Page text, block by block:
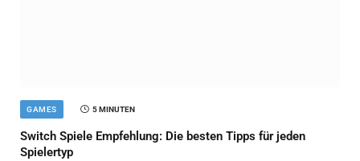
GAMES 5 MINUTEN
Switch Spiele Empfehlung: Die besten Tipps für jeden
Spielertyp